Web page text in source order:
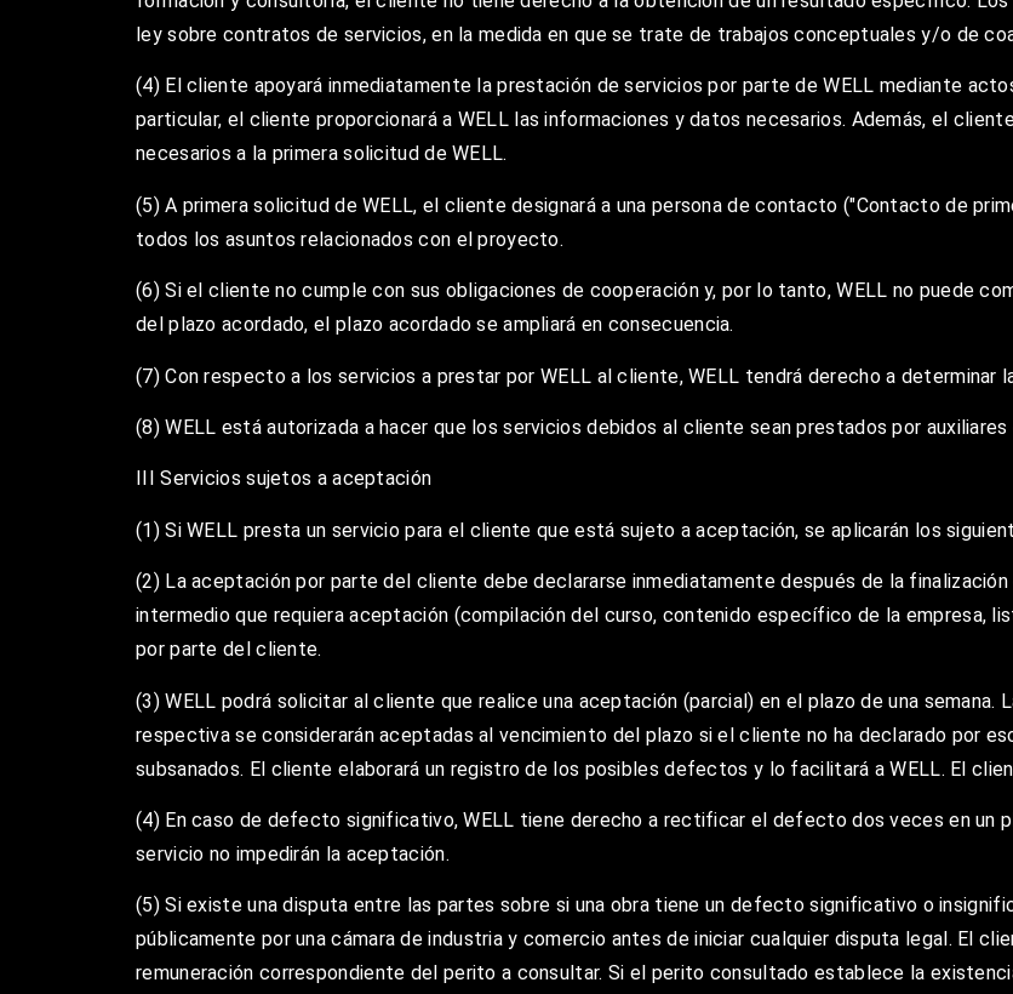
ley sobre contratos de servicios, en la medida en que se trate de trabajos conceptuales y/o de
(4) El cliente apoyará inmediatamente la prestación de servicios por parte de WELL mediante
particular, el cliente proporcionará a WELL las informaciones y datos necesarios. Además, el
necesarios a la primera solicitud de WELL.
(5) A primera solicitud de WELL, el cliente designará a una persona de contacto ("Contacto de
todos los asuntos relacionados con el proyecto.
(6) Si el cliente no cumple con sus obligaciones de cooperación y, por lo tanto, WELL no puede
del plazo acordado, el plazo acordado se ampliará en consecuencia.
(7) Con respecto a los servicios a prestar por WELL al cliente, WELL tendrá derecho a determinar
(8) WELL está autorizada a hacer que los servicios debidos al cliente sean prestados por
III Servicios sujetos a aceptación
(1) Si WELL presta un servicio para el cliente que está sujeto a aceptación, se aplicarán los
(2) La aceptación por parte del cliente debe declararse inmediatamente después de la
intermedio que requiera aceptación (compilación del curso, contenido específico de la empresa,
por parte del cliente.
(3) WELL podrá solicitar al cliente que realice una aceptación (parcial) en el plazo de una
respectiva se considerarán aceptadas al vencimiento del plazo si el cliente no ha declarado por
subsanados. El cliente elaborará un registro de los posibles defectos y lo facilitará a WELL. El
(4) En caso de defecto significativo, WELL tiene derecho a rectificar el defecto dos veces en un
servicio no impedirán la aceptación.
(5) Si existe una disputa entre las partes sobre si una obra tiene un defecto significativo o
públicamente por una cámara de industria y comercio antes de iniciar cualquier disputa legal. El
remuneración correspondiente del perito a consultar. Si el perito consultado establece la